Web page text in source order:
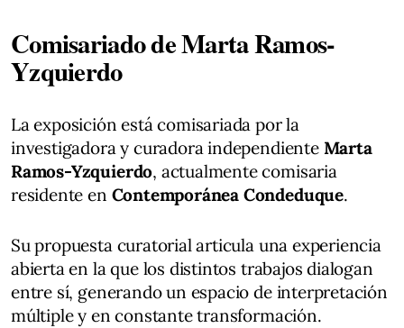
Comisariado de Marta Ramos-
Yzquierdo
La exposición está comisariada por la
investigadora y curadora independiente Marta
Ramos-Yzquierdo, actualmente comisaria
residente en Contemporánea Condeduque.
Su propuesta curatorial articula una experiencia
abierta en la que los distintos trabajos dialogan
entre sí, generando un espacio de interpretación
múltiple y en constante transformación.